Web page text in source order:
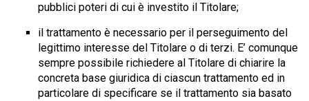
pubblici poteri di cui è investito il Titolare;
il trattamento è necessario per il perseguimento del
legittimo interesse del Titolare o di terzi. E’ comunque
sempre possibile richiedere al Titolare di chiarire la
concreta base giuridica di ciascun trattamento ed in
particolare di specificare se il trattamento sia basato